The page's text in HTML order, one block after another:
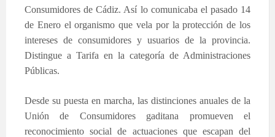
Consumidores de Cádiz. Así lo comunicaba el pasado 14
de Enero el organismo que vela por la protección de los
intereses de consumidores y usuarios de la provincia.
Distingue a Tarifa en la categoría de Administraciones
Públicas.
Desde su puesta en marcha, las distinciones anuales de la
Unión de Consumidores gaditana promueven el
reconocimiento social de actuaciones que escapan del